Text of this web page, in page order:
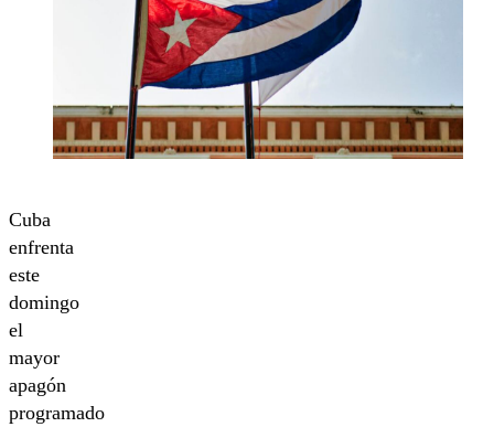
Cuba
enfrenta
este
domingo
el
mayor
apagón
programado